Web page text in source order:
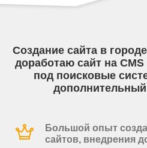
Создание сайта в
доработаю сайт на
под поисковые
Большой опыт
сайтов, внедрения